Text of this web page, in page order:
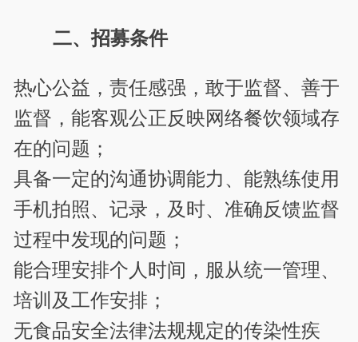
二、招募条件
热心公益，责任感强，敢于监督、善于
监督，能客观公正反映网络餐饮领域存
在的问题；
具备一定的沟通协调能力、能熟练使用
手机拍照、记录，及时、准确反馈监督
过程中发现的问题；
能合理安排个人时间，服从统一管理、
培训及工作安排；
无食品安全法律法规规定的传染性疾